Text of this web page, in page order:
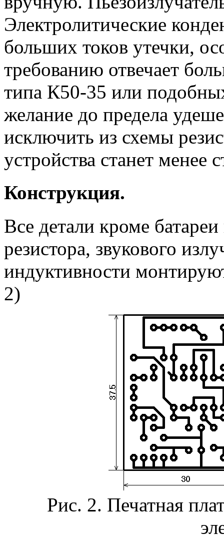
Электролитические
больших токов утечки,
требованию отвечает
типа К50-35 или
желание до предела
исключить из схемы
устройства станет менее
Конструкция.
Все детали кроме
резистора, звукового
индуктивности
2)
Рис. 2. Печатная